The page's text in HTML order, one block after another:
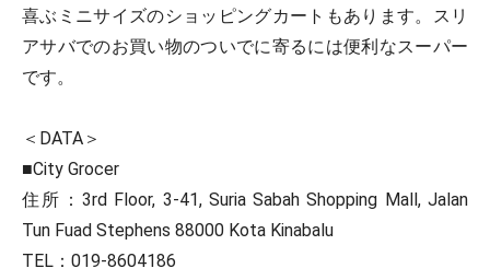
喜ぶミニサイズのショッピングカートもあります。スリ
アサバでのお買い物のついでに寄るには便利なスーパー
です。
＜DATA＞
■City Grocer
住所：3rd Floor, 3-41, Suria Sabah Shopping Mall, Jalan
Tun Fuad Stephens 88000 Kota Kinabalu
TEL：019-8604186